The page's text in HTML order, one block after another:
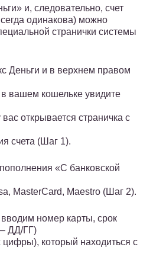
и, следовательно, счет
одинакова) можно
странички системы
Деньги и в верхнем правом
вашем кошельке увидите
открывается страничка с
счета (Шаг 1).
«С банковской
MasterCard, Maestro (Шаг 2).
номер карты, срок
– ДД/ГГ)
цифры), который находиться с